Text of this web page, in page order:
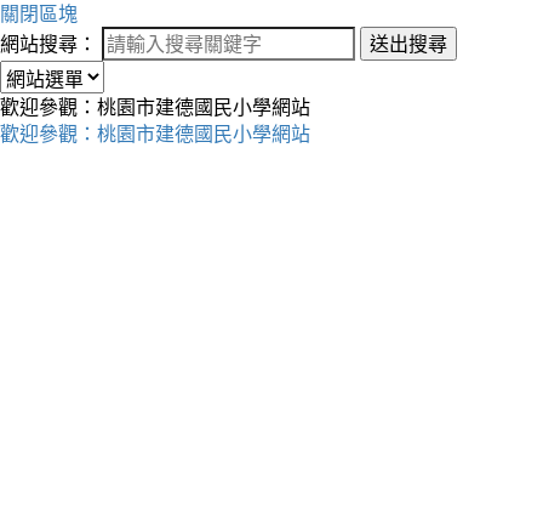
關閉區塊
網站搜尋：
送出搜尋
歡迎參觀：桃園市建德國民小學網站
歡迎參觀：桃園市建德國民小學網站